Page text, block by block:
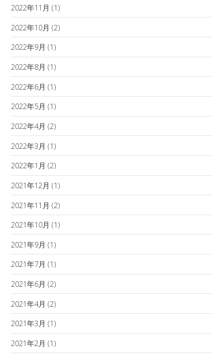
2022年11月 (1)
2022年10月 (2)
2022年9月 (1)
2022年8月 (1)
2022年6月 (1)
2022年5月 (1)
2022年4月 (2)
2022年3月 (1)
2022年1月 (2)
2021年12月 (1)
2021年11月 (2)
2021年10月 (1)
2021年9月 (1)
2021年7月 (1)
2021年6月 (2)
2021年4月 (2)
2021年3月 (1)
2021年2月 (1)